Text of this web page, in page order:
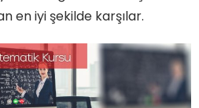
en iyi şekilde karşılar.